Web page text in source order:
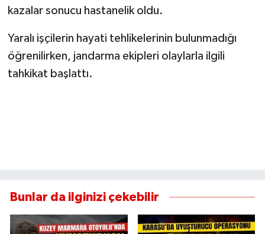
kazalar sonucu hastanelik oldu.
Yaralı işçilerin hayati tehlikelerinin bulunmadığı
öğrenilirken, jandarma ekipleri olaylarla ilgili
tahkikat başlattı.
Bunlar da ilginizi çekebilir